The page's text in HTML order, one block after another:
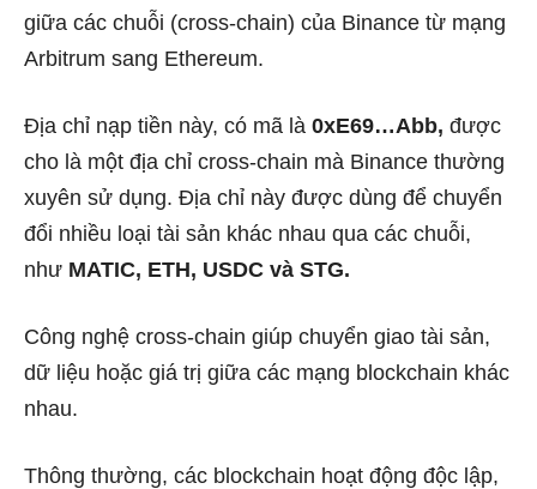
giữa các chuỗi (cross-chain) của Binance từ mạng
Arbitrum sang Ethereum.
Địa chỉ nạp tiền này, có mã là 0xE69…Abb, được
cho là một địa chỉ cross-chain mà Binance thường
xuyên sử dụng. Địa chỉ này được dùng để chuyển
đổi nhiều loại tài sản khác nhau qua các chuỗi,
như MATIC, ETH, USDC và STG.
Công nghệ cross-chain giúp chuyển giao tài sản,
dữ liệu hoặc giá trị giữa các mạng blockchain khác
nhau.
Thông thường, các blockchain hoạt động độc lập,